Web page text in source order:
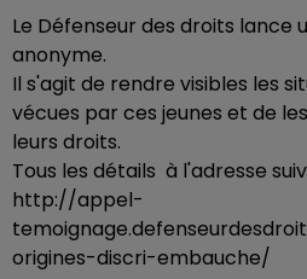
Le Défenseur des droits lance
anonyme.
Il s'agit de rendre visibles les
vécues par ces jeunes et de
leurs droits.
Tous les détails à l'adresse
http://appel-
origines-discri-embauche/